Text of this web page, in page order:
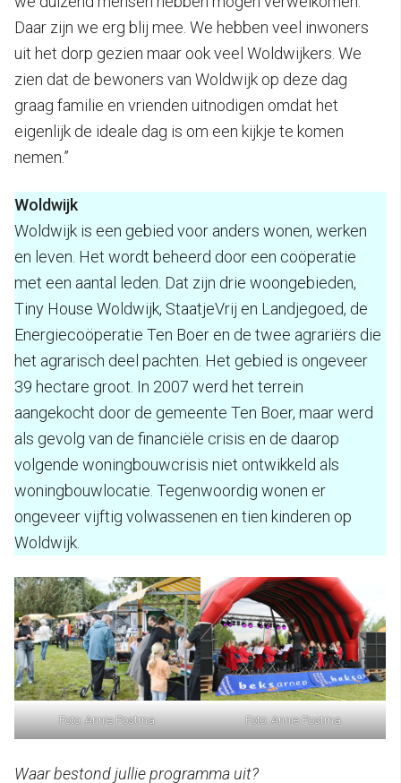
Daar zijn we erg blij mee. We hebben veel inwoners
uit het dorp gezien maar ook veel Woldwijkers. We
zien dat de bewoners van Woldwijk op deze dag
graag familie en vrienden uitnodigen omdat het
eigenlijk de ideale dag is om een kijkje te komen
nemen.”
Woldwijk
Woldwijk is een gebied voor anders wonen, werken
en leven. Het wordt beheerd door een coöperatie
met een aantal leden. Dat zijn drie woongebieden,
Tiny House Woldwijk, StaatjeVrij en Landjegoed, de
Energiecoöperatie Ten Boer en de twee agrariërs die
het agrarisch deel pachten. Het gebied is ongeveer
39 hectare groot. In 2007 werd het terrein
aangekocht door de gemeente Ten Boer, maar werd
als gevolg van de financiële crisis en de daarop
volgende woningbouwcrisis niet ontwikkeld als
woningbouwlocatie. Tegenwoordig wonen er
ongeveer vijftig volwassenen en tien kinderen op
Woldwijk.
Foto: Annie Postma Foto: Annie Postma
Waar bestond jullie programma uit?